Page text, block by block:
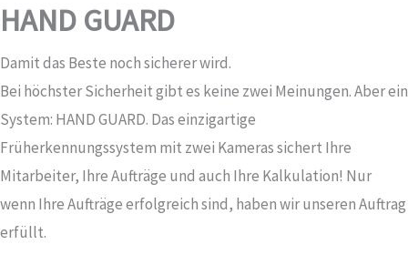
HAND GUARD
Damit das Beste noch sicherer wird.
Bei höchster Sicherheit gibt es keine zwei Meinungen. Aber ein
System: HAND GUARD. Das einzigartige
Früherkennungssystem mit zwei Kameras sichert Ihre
Mitarbeiter, Ihre Aufträge und auch Ihre Kalkulation! Nur
wenn Ihre Aufträge erfolgreich sind, haben wir unseren Auftrag
erfüllt.